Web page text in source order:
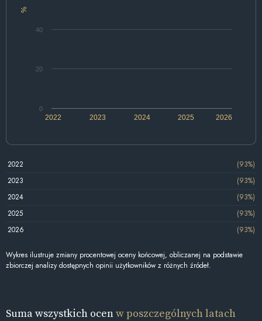
%
2022 2024 2026
2023 2025
0
20
40
2022
(93%)
2023
(93%)
2024
(93%)
2025
(93%)
2026
(93%)
Wykres ilustruje zmiany procentowej oceny końcowej, obliczanej na podstawie
zbiorczej analizy dostępnych opinii użytkowników z różnych źródeł.
Suma wszystkich ocenw poszczególnych latach